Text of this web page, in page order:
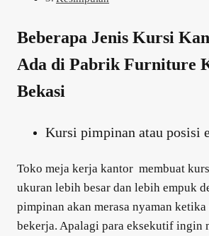
Beberapa Jenis Kursi
Ada di Pabrik Furniture
Bekasi
Kursi pimpinan atau posisi
Toko meja kerja kantor membuat
ukuran lebih besar dan lebih empuk
pimpinan akan merasa nyaman
bekerja. Apalagi para eksekutif ingin